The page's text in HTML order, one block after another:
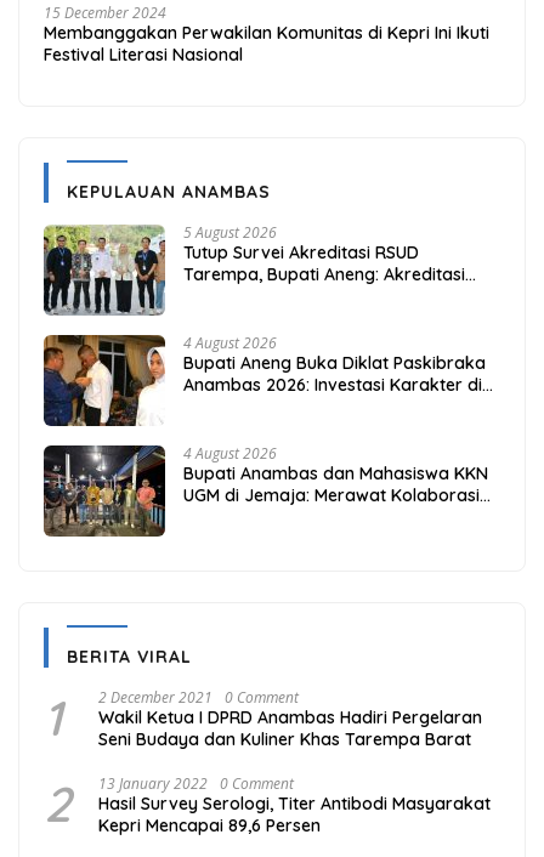
15 December 2024
Membanggakan Perwakilan Komunitas di Kepri Ini Ikuti
Festival Literasi Nasional
KEPULAUAN ANAMBAS
5 August 2026
Tutup Survei Akreditasi RSUD
Tarempa, Bupati Aneng: Akreditasi
4 August 2026
Bupati Aneng Buka Diklat Paskibraka
Anambas 2026: Investasi Karakter di
4 August 2026
Bupati Anambas dan Mahasiswa KKN
UGM di Jemaja: Merawat Kolaborasi
BERITA VIRAL
1 2 December 2021 0 Comment
Wakil Ketua I DPRD Anambas Hadiri Pergelaran
Seni Budaya dan Kuliner Khas Tarempa Barat
2 13 January 2022 0 Comment
Hasil Survey Serologi, Titer Antibodi Masyarakat
Kepri Mencapai 89,6 Persen